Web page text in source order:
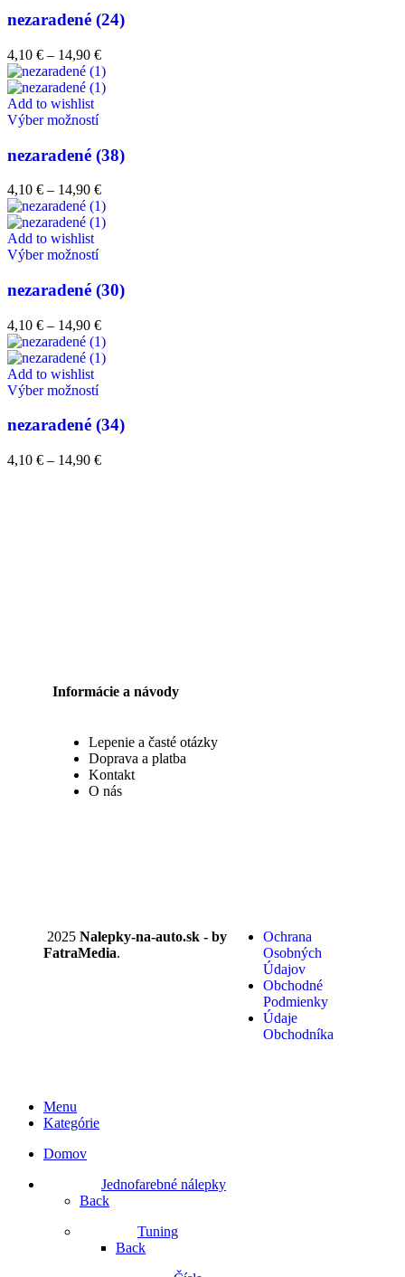
nezaradené (24)
4,10 € – 14,90 €
Add to wishlist
Výber možností
nezaradené (38)
4,10 € – 14,90 €
Add to wishlist
Výber možností
nezaradené (30)
4,10 € – 14,90 €
Add to wishlist
Výber možností
nezaradené (34)
4,10 € – 14,90 €
Informácie a návody
Lepenie a časté otázky
Doprava a platba
Kontakt
O nás
2025 Nalepky-na-auto.sk - by
FatraMedia.
Ochrana
Osobných
Údajov
Obchodné
Podmienky
Údaje
Obchodníka
Menu
Kategórie
Domov
Jednofarebné nálepky
Back
Tuning
Back